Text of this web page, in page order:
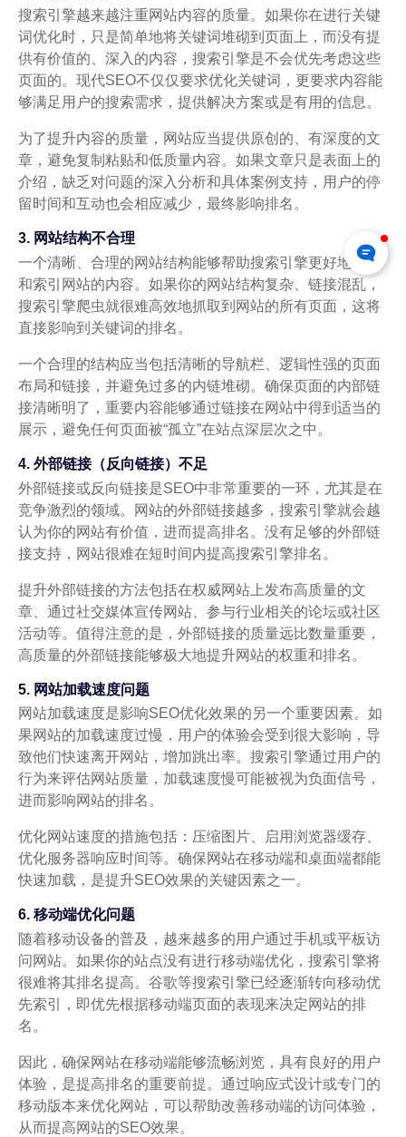
搜索引擎越来越注重网站内容的质量。如果你在进行关键
词优化时，只是简单地将关键词堆砌到页面上，而没有提
供有价值的、深入的内容，搜索引擎是不会优先考虑这些
页面的。现代SEO不仅仅要求优化关键词，更要求内容能
够满足用户的搜索需求，提供解决方案或是有用的信息。
为了提升内容的质量，网站应当提供原创的、有深度的文
章，避免复制粘贴和低质量内容。如果文章只是表面上的
介绍，缺乏对问题的深入分析和具体案例支持，用户的停
留时间和互动也会相应减少，最终影响排名。
3. 网站结构不合理
一个清晰、合理的网站结构能够帮助搜索引擎更好地抓取
和索引网站的内容。如果你的网站结构复杂、链接混乱，
搜索引擎爬虫就很难高效地抓取到网站的所有页面，这将
直接影响到关键词的排名。
一个合理的结构应当包括清晰的导航栏、逻辑性强的页面
布局和链接，并避免过多的内链堆砌。确保页面的内部链
接清晰明了，重要内容能够通过链接在网站中得到适当的
展示，避免任何页面被“孤立”在站点深层次之中。
4. 外部链接（反向链接）不足
外部链接或反向链接是SEO中非常重要的一环，尤其是在
竞争激烈的领域。网站的外部链接越多，搜索引擎就会越
认为你的网站有价值，进而提高排名。没有足够的外部链
接支持，网站很难在短时间内提高搜索引擎排名。
提升外部链接的方法包括在权威网站上发布高质量的文
章、通过社交媒体宣传网站、参与行业相关的论坛或社区
活动等。值得注意的是，外部链接的质量远比数量重要，
高质量的外部链接能够极大地提升网站的权重和排名。
5. 网站加载速度问题
网站加载速度是影响SEO优化效果的另一个重要因素。如
果网站的加载速度过慢，用户的体验会受到很大影响，导
致他们快速离开网站，增加跳出率。搜索引擎通过用户的
行为来评估网站质量，加载速度慢可能被视为负面信号，
进而影响网站的排名。
优化网站速度的措施包括：压缩图片、启用浏览器缓存、
优化服务器响应时间等。确保网站在移动端和桌面端都能
快速加载，是提升SEO效果的关键因素之一。
6. 移动端优化问题
随着移动设备的普及，越来越多的用户通过手机或平板访
问网站。如果你的站点没有进行移动端优化，搜索引擎将
很难将其排名提高。谷歌等搜索引擎已经逐渐转向移动优
先索引，即优先根据移动端页面的表现来决定网站的排
名。
因此，确保网站在移动端能够流畅浏览，具有良好的用户
体验，是提高排名的重要前提。通过响应式设计或专门的
移动版本来优化网站，可以帮助改善移动端的访问体验，
从而提高网站的SEO效果。